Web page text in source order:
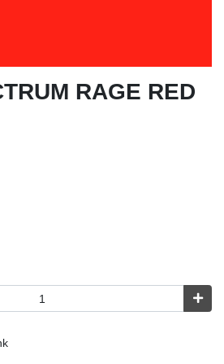
RAGE RED